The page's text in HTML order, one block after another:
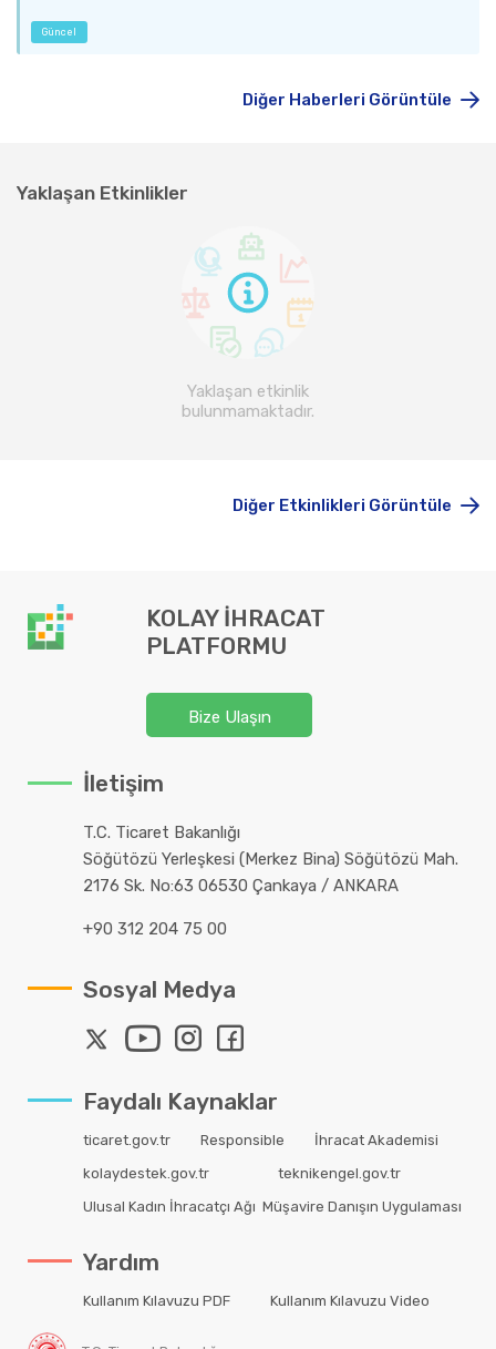
Güncel
Diğer Haberleri Görüntüle
Yaklaşan Etkinlikler
Yaklaşan etkinlik
bulunmamaktadır.
Diğer Etkinlikleri Görüntüle
KOLAY İHRACAT
PLATFORMU
Bize Ulaşın
İletişim
T.C. Ticaret Bakanlığı
Söğütözü Yerleşkesi (Merkez Bina) Söğütözü Mah.
2176 Sk. No:63 06530 Çankaya / ANKARA
+90 312 204 75 00
Sosyal Medya
Faydalı Kaynaklar
ticaret.gov.tr Responsible
İhracat Akademisi
kolaydestek.gov.tr
teknikengel.gov.tr
Ulusal Kadın İhracatçı Ağı Müşavire Danışın Uygulaması
Yardım
Kullanım Kılavuzu PDF Kullanım Kılavuzu Video